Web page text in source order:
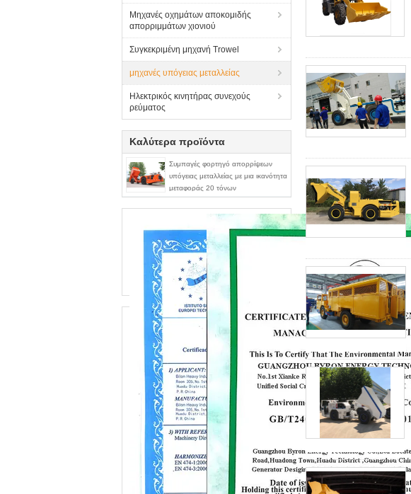
Μηχανές οχημάτων αποκομιδής
απορριμμάτων χιονιού
Συγκεκριμένη μηχανή Trowel
μηχανές υπόγειας μεταλλείας
Ηλεκτρικός κινητήρας συνεχούς
ρεύματος
Καλύτερα προϊόντα
Συμπαγές φορτηγό απορρίψεων
υπόγειας μεταλλείας με μια ικανότητα
μεταφοράς 20 τόνων